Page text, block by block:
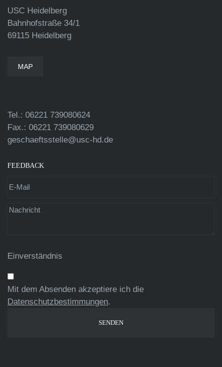
USC Heidelberg
Bahnhofstraße 34/1
69115 Heidelberg
MAP
Tel.: 06221 739080624
Fax.: 06221 739080629
geschaeftsstelle@usc-hd.de
FEEDBACK
Einverständnis
Mit dem Absenden akzeptiere ich die
Datenschutzbestimmungen.